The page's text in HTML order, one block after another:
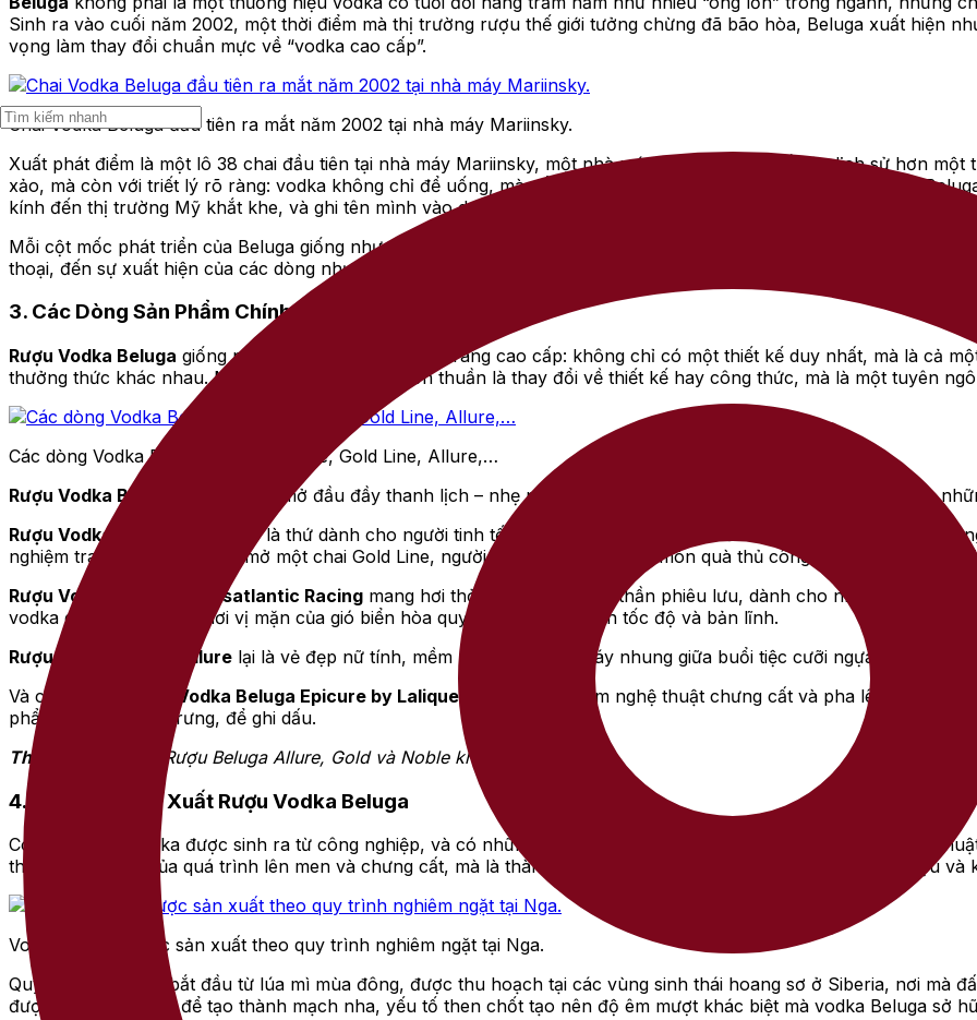
Sinh ra vào cuối năm 2002, một thời điểm mà thị trường rượu thế giới tưởng chừng đã bão hòa, Beluga xuất hiện
vọng làm thay đổi chuẩn mực về “vodka cao cấp”.
Chai Vodka Beluga đầu tiên ra mắt năm 2002 tại nhà máy Mariinsky.
Xuất phát điểm là một lô 38 chai đầu tiên tại nhà máy Mariinsky, một nhà máy chưng cất có bề dày lịch sử hơn
xảo, mà còn với triết lý rõ ràng: vodka không chỉ để uống, mà để trải nghiệm. Chỉ trong vòng vài năm sau đó,
kính đến thị trường Mỹ khắt khe, và ghi tên mình vào danh sách những thương hiệu rượu được săn đón nhất thế
Mỗi cột mốc phát triển của Beluga giống như từng lát cắt trong một hành trình vươn lên không ngừng, từ việc ra
thoại, đến sự xuất hiện của các dòng như Transatlantic Racing hay Allure. Mỗi sản phẩm không chỉ là rượu, mà
3. Các Dòng Sản Phẩm Chính Của Beluga
Rượu Vodka Beluga giống như một thương hiệu thời trang cao cấp: không chỉ có một thiết kế duy nhất, mà là cả
thưởng thức khác nhau. Mỗi dòng rượu không đơn thuần là thay đổi về thiết kế hay công thức, mà là một tuyên
Các dòng Vodka Beluga nổi bật: Noble, Gold Line, Allure,…
Rượu Vodka Beluga Noble
là sự mở đầu đầy thanh lịch – nhẹ nhàng, cân bằng, giống như bộ vest vừa vặn cho
Rượu Vodka Beluga Gold Linelà thứ dành cho người tinh tế – lớp sáp niêm phong, chiếc búa đồng nhỏ đi kèm
nghiệm trang trọng. Mỗi lần mở một chai Gold Line, người ta như khai mở một món quà thủ công, trân quý và đòi
Rượu Vodka Beluga Transatlantic Racing mang hơi thở thể thao và tinh thần phiêu lưu, dành cho những người
vodka giữa đại dương – nơi vị mặn của gió biển hòa quyện trong tinh thần tốc độ và bản lĩnh.
Rượu Vodka Beluga Allure lại là vẻ đẹp nữ tính, mềm mại, như chiếc váy nhung giữa buổi tiệc cưỡi ngựa thượng
Và cuối cùng,
Rượu Vodka Beluga Epicure by Lalique – một tuyệt phẩm nghệ thuật chưng cất và pha lê, là giới
phẩm để ngắm, để trưng, để ghi dấu.
Tham khảo thêm:
Rượu Beluga Allure, Gold và Noble khác nhau thế nào?
4. Quy trình Sản Xuất Rượu Vodka Beluga
Có những loại vodka được sinh ra từ công nghiệp, và có những loại vodka được tạo ra như một tác phẩm nghệ
thuần là kết quả của quá trình lên men và chưng cất, mà là thành quả của sự tôn trọng tuyệt đối với nguyên liệu và
Vodka Beluga được sản xuất theo quy trình nghiêm ngặt tại Nga.
Quy trình sản xuất bắt đầu từ lúa mì mùa đông, được thu hoạch tại các vùng sinh thái hoang sơ ở Siberia, nơi mà
được xử lý cẩn thận để tạo thành mạch nha, yếu tố then chốt tạo nên độ êm mượt khác biệt mà vodka Beluga sở